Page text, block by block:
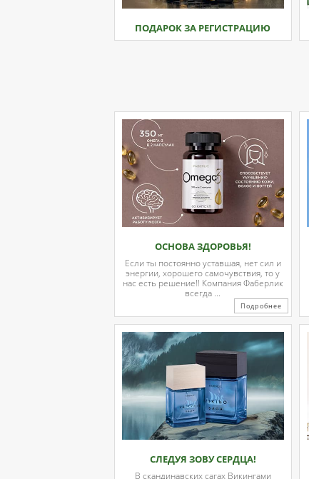
ПОДАРОК ЗА РЕГИСТРАЦИЮ
ОСНОВА ЗДОРОВЬЯ!
Если ты постоянно уставшая, нет сил и
энергии, хорошего самочувствия, то у
нас есть решение!! Компания Фаберлик
всегда ...
Подробнее
СЛЕДУЯ ЗОВУ СЕРДЦА!
В скандинавских сагах Викингами